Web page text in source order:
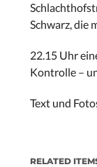
Schwarz, die
22.15 Uhr
Kontrolle –
Text und
RELATED